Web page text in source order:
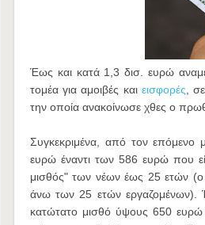
Έως και κατά 1,3 δισ. ευρώ
τομέα για αμοιβές και εισφορές ,
την οποία ανακοίνωσε χθες ο
Συγκεκριμένα, από τον επόμενο
ευρώ έναντι των 586 ευρώ που
μισθός" των νέων έως 25 ετών
άνω των 25 ετών εργαζομένων).
κατώτατο μισθό ύψους 650 ευρώ